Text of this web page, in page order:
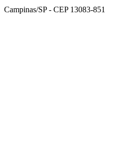
Campinas/SP - CEP 13083-851